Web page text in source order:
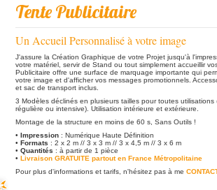
Tente Publicitaire
Un Accueil Personnalisé à votre image
J'assure la Création Graphique de votre Projet jusqu'à
votre matériel, servir de Stand ou tout simplement accueillir
Publicitaire offre une surface de marquage importante qui
votre image et d'afficher vos messages promotionnels.
et sac de transport inclus.
3 Modèles déclinés en plusieurs tailles pour toutes utilisations
régulière ou intensive). Utilisation intérieure et extérieure.
Montage de la structure en moins de 60 s, Sans Outils !
• Impression : Numérique Haute Définition
• Formats : 2 x 2 m // 3 x 3 m // 3 x 4,5 m // 3 x 6 m
• Quantités : à partir de 1 pièce
• Livraison GRATUITE partout en France Métropolitaine
Pour plus d'informations et tarifs, n'hésitez pas à me